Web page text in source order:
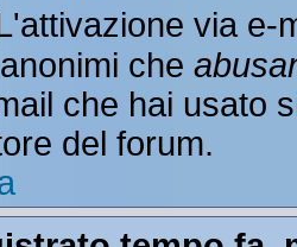
via
che
che hai usato
del forum.